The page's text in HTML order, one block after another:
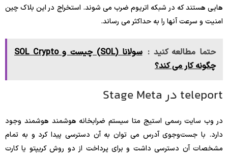
هایی هستند که در شبکه اتریوم ضرب می شوند. استخراج در این بلاک چین
امنیت و سرعت آنها را به حداکثر می رساند.
حتما مطالعه کنید :
سولانا (SOL) چیست و SOL Crypto
چگونه کار می کند؟
teleport در Stage Meta
در وب سایت رسمی استیج متا سیستم ضرابخانه هوشمند هوشمند وجود
دارد. با جست‌وجوی آدرس می توان به آن دسترسی پیدا کرد و به تمام
مشخصات آن دسترسی داشت و برای پرداخت از دو روش کریپتو یا کارت